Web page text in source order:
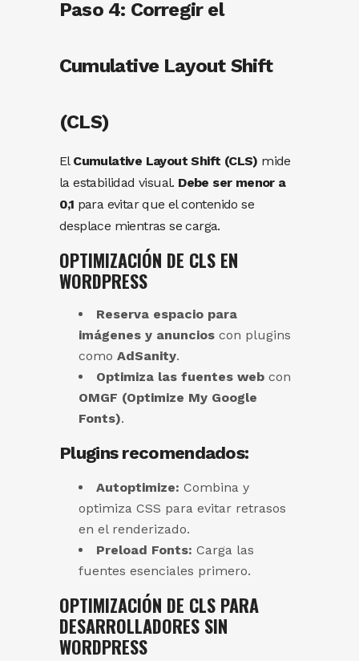
Paso 4: Corregir el
Cumulative Layout Shift
(CLS)
El Cumulative Layout Shift (CLS) mide
la estabilidad visual. Debe ser menor a
0,1 para evitar que el contenido se
desplace mientras se carga.
OPTIMIZACIÓN DE CLS EN
WORDPRESS
Reserva espacio para
imágenes y anuncios con plugins
como AdSanity.
Optimiza las fuentes web con
OMGF (Optimize My Google
Fonts).
Plugins recomendados:
Autoptimize: Combina y
optimiza CSS para evitar retrasos
en el renderizado.
Preload Fonts: Carga las
fuentes esenciales primero.
OPTIMIZACIÓN DE CLS PARA
DESARROLLADORES SIN
WORDPRESS